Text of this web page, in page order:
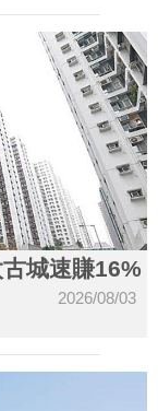
城速賺16%
2026/08/03